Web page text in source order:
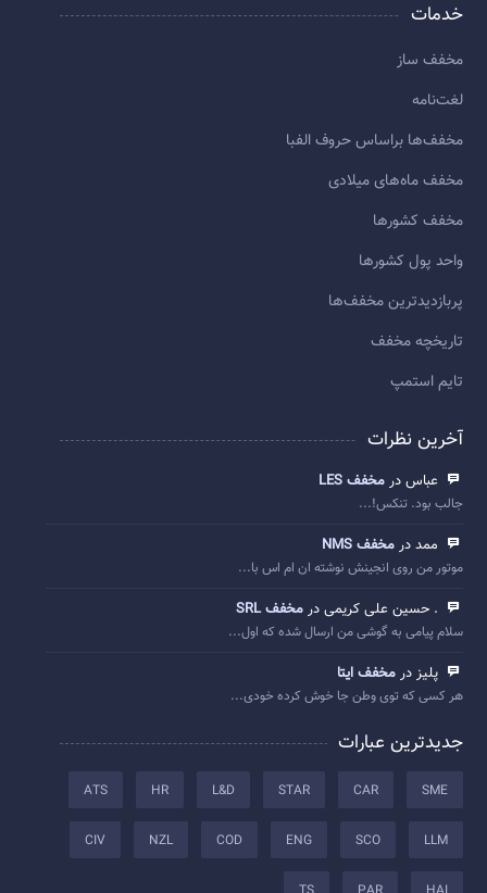
خدمات
مخفف ساز
لغت‌نامه
مخفف‌ها براساس حروف الفبا
مخفف ماه‌های میلادی
مخفف کشورها
واحد پول کشورها
پربازديدترين مخفف‌ها
تاريخچه مخفف
تایم استمپ
آخرین نظرات
عباس در مخفف LES
جالب بود. تنکس!...
ممد در مخفف NMS
موتور من روی انجینش نوشته ان ام اس با...
. حسین علی کریمی در مخفف SRL
سلام پیامی به گوشی من ارسال شده که اول...
پلیز در مخفف ایتا
هر کسی که توی وطن جا خوش کرده خودی...
جدیدترین عبارات
SME
CAR
STAR
L&D
HR
ATS
LLM
SCO
ENG
COD
NZL
CIV